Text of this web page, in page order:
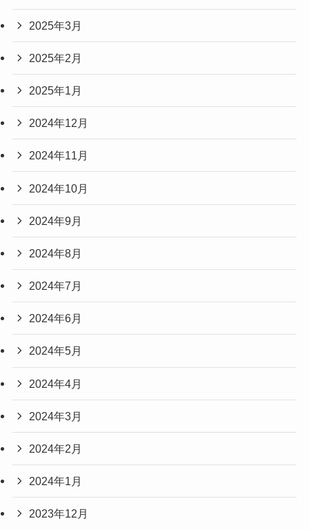
2025年3月
2025年2月
2025年1月
2024年12月
2024年11月
2024年10月
2024年9月
2024年8月
2024年7月
2024年6月
2024年5月
2024年4月
2024年3月
2024年2月
2024年1月
2023年12月